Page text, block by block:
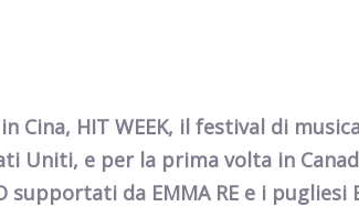
Cina, HIT WEEK, il festival di
e per la prima volta in
supportati da EMMA RE e i pugliesi